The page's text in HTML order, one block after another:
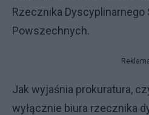
Rzecznika Dyscyplinarnego
Powszechnych.
Jak wyjaśnia prokuratura,
wyłącznie biura rzecznika